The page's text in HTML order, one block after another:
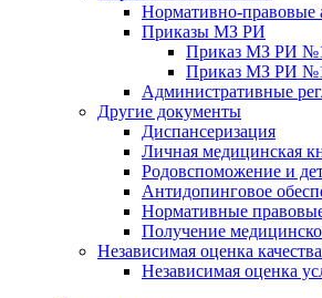
Нормативно-
Приказы МЗ РИ
Приказ МЗ РИ
Приказ МЗ РИ
Административные
Другие документы
Диспансеризация
Личная медицинская
Родовспоможение и
Антидопинговое
Нормативные
Получение
Независимая оценка
Независимая оценка